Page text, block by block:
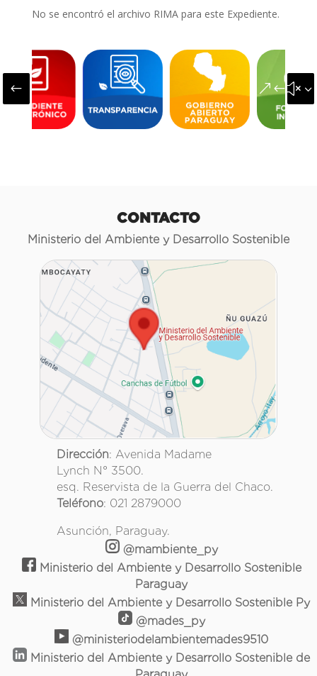
No se encontró el archivo RIMA para este Expediente.
#
CONTACTO
Ministerio del Ambiente y Desarrollo Sostenible
Dirección: Avenida Madame
Lynch N° 3500.
esq. Reservista de la Guerra del Chaco.
Teléfono: 021 2879000
Asunción, Paraguay.
@mambiente_py
Ministerio del Ambiente y Desarrollo Sostenible
Paraguay
Ministerio del Ambiente y Desarrollo Sostenible Py
@mades_py
@ministeriodelambientemades9510
Ministerio del Ambiente y Desarrollo Sostenible de